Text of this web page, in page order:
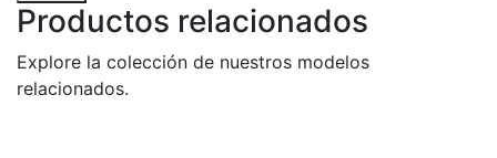
Productos relacionados
Explore la colección de nuestros modelos
relacionados.